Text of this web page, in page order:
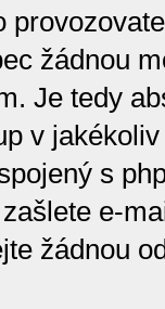
žádnou
Je tedy
v
s
e-
žádnou